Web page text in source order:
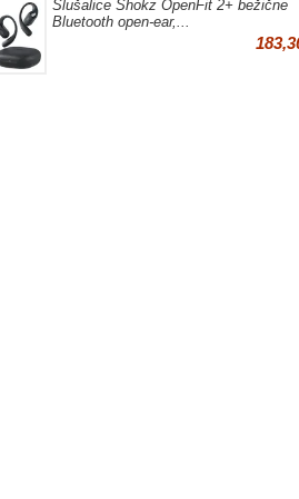
Slušalice Shokz OpenFit 2+ bežične
Bluetooth open-ear,...